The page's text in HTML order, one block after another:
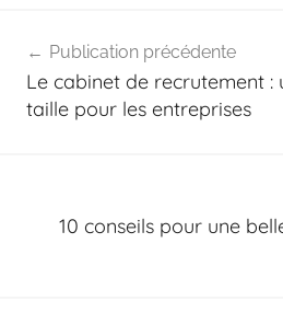
de
l’article
Publication précédente
Le cabinet de recrutement
taille pour les entreprises
10 conseils pour une